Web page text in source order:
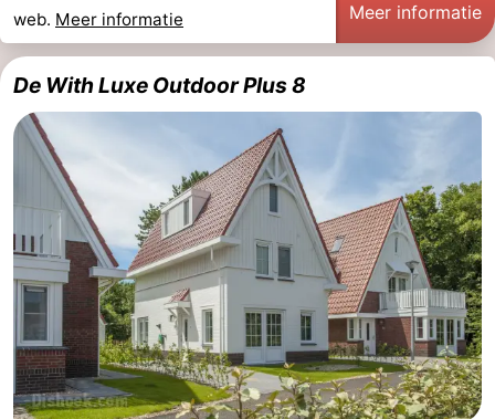
web. Meer informatie Meer informatie
De With Luxe Outdoor Plus 8